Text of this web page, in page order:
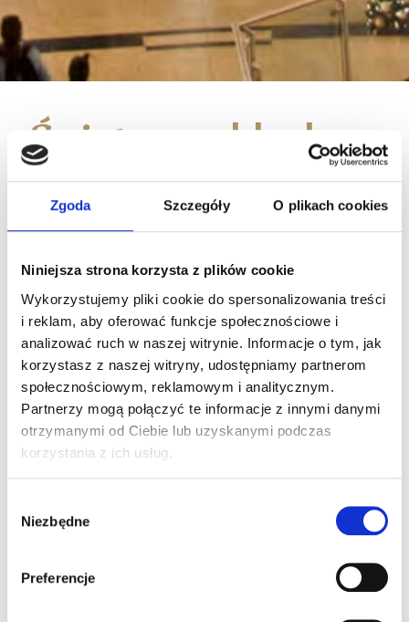
Zgoda Szczegóły O plikach cookies
Niniejsza strona korzysta z plików cookie
Wykorzystujemy pliki cookie do spersonalizowania treści
i reklam, aby oferować funkcje społecznościowe i
analizować ruch w naszej witrynie. Informacje o tym, jak
korzystasz z naszej witryny, udostępniamy partnerom
społecznościowym, reklamowym i analitycznym.
Partnerzy mogą połączyć te informacje z innymi danymi
otrzymanymi od Ciebie lub uzyskanymi podczas
korzystania z ich usług.
zgody
Niezbędne
Preferencje
Świąteczny
blask
designu
w PEP
Einkaufscenter
Neuperlach
PEP Einkaufscenter Neuperlach, jedna z
największych galerii handlowych w
Monachium, przemienia się każdego roku w
świąteczną oazę światła dzięki współpracy
z Multidekor. Znana z tworzenia
wprowadza do galerii świąteczny blask i
wysokiej klasy design, które przyciągają
zarówno mieszkańców, jak i turystów.